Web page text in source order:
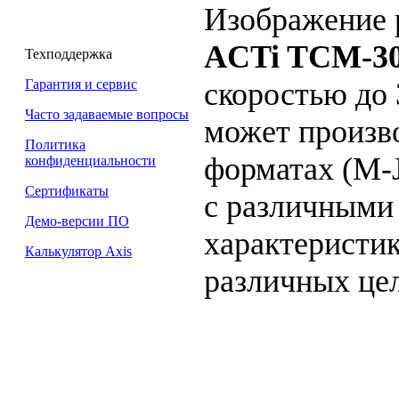
Техподдержка
Гарантия и сервис
Часто задаваемые вопросы
Политика
конфиденциальности
Сертификаты
Демо-версии ПО
Калькулятор Axis
Изображение
ACTi TCM-
скоростью до
может
форматах
с
различных